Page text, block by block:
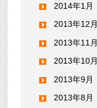
2014年1月
2013年12月
2013年11月
2013年10月
2013年9月
2013年8月